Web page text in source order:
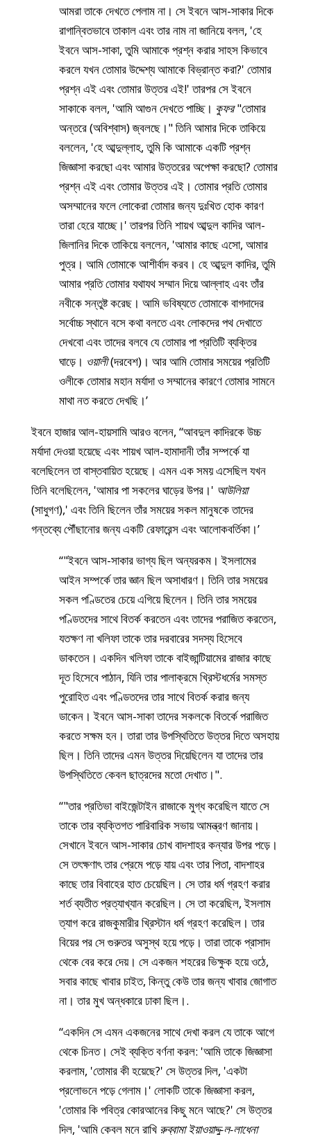
আমরা তাকে দেখতে পেলাম না। সে ইবনে আস-সাকার দিকে
রাগান্বিতভাবে তাকাল এবং তার নাম না জানিয়ে বলল, 'হে
ইবনে আস-সাকা, তুমি আমাকে প্রশ্ন করার সাহস কিভাবে
করলে যখন তোমার উদ্দেশ্য আমাকে বিভ্রান্ত করা?' তোমার
প্রশ্ন এই এবং তোমার উত্তর এই!' তারপর সে ইবনে
সাকাকে বলল, 'আমি আগুন দেখতে পাচ্ছি। কুফর"তোমার
অন্তরে (অবিশ্বাস) জ্বলছে।" তিনি আমার দিকে তাকিয়ে
বললেন, 'হে আব্দুল্লাহ, তুমি কি আমাকে একটি প্রশ্ন
জিজ্ঞাসা করছো এবং আমার উত্তরের অপেক্ষা করছো? তোমার
প্রশ্ন এই এবং তোমার উত্তর এই। তোমার প্রতি তোমার
অসম্মানের ফলে লোকেরা তোমার জন্য দুঃখিত হোক কারণ
তারা হেরে যাচ্ছে।' তারপর তিনি শায়খ আব্দুল কাদির আল-
জিলানির দিকে তাকিয়ে বললেন, 'আমার কাছে এসো, আমার
পুত্র। আমি তোমাকে আশীর্বাদ করব। হে আব্দুল কাদির, তুমি
আমার প্রতি তোমার যথাযথ সম্মান দিয়ে আল্লাহ এবং তাঁর
নবীকে সন্তুষ্ট করেছ। আমি ভবিষ্যতে তোমাকে বাগদাদের
সর্বোচ্চ স্থানে বসে কথা বলতে এবং লোকদের পথ দেখাতে
দেখবো এবং তাদের বলবে যে তোমার পা প্রতিটি ব্যক্তির
ঘাড়ে। ওয়ালী(দরবেশ)। আর আমি তোমার সময়ের প্রতিটি
ওলীকে তোমার মহান মর্যাদা ও সম্মানের কারণে তোমার সামনে
মাথা নত করতে দেখছি।’
ইবনে হাজার আল-হায়সামি আরও বলেন, “আবদুল কাদিরকে উচ্চ
মর্যাদা দেওয়া হয়েছে এবং শায়খ আল-হামাদানী তাঁর সম্পর্কে যা
বলেছিলেন তা বাস্তবায়িত হয়েছে। এমন এক সময় এসেছিল যখন
তিনি বলেছিলেন, 'আমার পা সকলের ঘাড়ের উপর।' আউলিয়া
(সাধুগণ),' এবং তিনি ছিলেন তাঁর সময়ের সকল মানুষকে তাদের
গন্তব্যে পৌঁছানোর জন্য একটি রেফারেন্স এবং আলোকবর্তিকা।’
“"ইবনে আস-সাকার ভাগ্য ছিল অন্যরকম। ইসলামের
আইন সম্পর্কে তার জ্ঞান ছিল অসাধারণ। তিনি তার সময়ের
সকল পণ্ডিতের চেয়ে এগিয়ে ছিলেন। তিনি তার সময়ের
পণ্ডিতদের সাথে বিতর্ক করতেন এবং তাদের পরাজিত করতেন,
যতক্ষণ না খলিফা তাকে তার দরবারের সদস্য হিসেবে
ডাকতেন। একদিন খলিফা তাকে বাইজান্টিয়ামের রাজার কাছে
দূত হিসেবে পাঠান, যিনি তার পালাক্রমে খ্রিস্টধর্মের সমস্ত
পুরোহিত এবং পণ্ডিতদের তার সাথে বিতর্ক করার জন্য
ডাকেন। ইবনে আস-সাকা তাদের সকলকে বিতর্কে পরাজিত
করতে সক্ষম হন। তারা তার উপস্থিতিতে উত্তর দিতে অসহায়
ছিল। তিনি তাদের এমন উত্তর দিয়েছিলেন যা তাদের তার
উপস্থিতিতে কেবল ছাত্রদের মতো দেখাত।".
“"তার প্রতিভা বাইজেন্টাইন রাজাকে মুগ্ধ করেছিল যাতে সে
তাকে তার ব্যক্তিগত পারিবারিক সভায় আমন্ত্রণ জানায়।
সেখানে ইবনে আস-সাকার চোখ বাদশাহর কন্যার উপর পড়ে।
সে তৎক্ষণাৎ তার প্রেমে পড়ে যায় এবং তার পিতা, বাদশাহর
কাছে তার বিবাহের হাত চেয়েছিল। সে তার ধর্ম গ্রহণ করার
শর্ত ব্যতীত প্রত্যাখ্যান করেছিল। সে তা করেছিল, ইসলাম
ত্যাগ করে রাজকুমারীর খ্রিস্টান ধর্ম গ্রহণ করেছিল। তার
বিয়ের পর সে গুরুতর অসুস্থ হয়ে পড়ে। তারা তাকে প্রাসাদ
থেকে বের করে দেয়। সে একজন শহরের ভিক্ষুক হয়ে ওঠে,
সবার কাছে খাবার চাইত, কিন্তু কেউ তার জন্য খাবার জোগাত
না। তার মুখ অন্ধকারে ঢাকা ছিল।.
“একদিন সে এমন একজনের সাথে দেখা করল যে তাকে আগে
থেকে চিনত। সেই ব্যক্তি বর্ণনা করল: 'আমি তাকে জিজ্ঞাসা
করলাম, 'তোমার কী হয়েছে?' সে উত্তর দিল, 'একটা
প্রলোভনে পড়ে গেলাম।' লোকটি তাকে জিজ্ঞাসা করল,
'তোমার কি পবিত্র কোরআনের কিছু মনে আছে?' সে উত্তর
দিল, 'আমি কেবল মনে রাখিরুব্বামা ইয়াওয়াদ্দু-ল-লাধেনা